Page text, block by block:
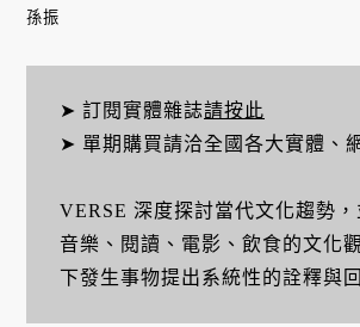
孫振
➤ 訂閱實體雜誌請按此
➤ 單期購買請洽全國各大實體、
VERSE 深度探討當代文化趨勢
音樂、閱讀、電影、飲食的文化
下發生事物提出系統性的詮釋與